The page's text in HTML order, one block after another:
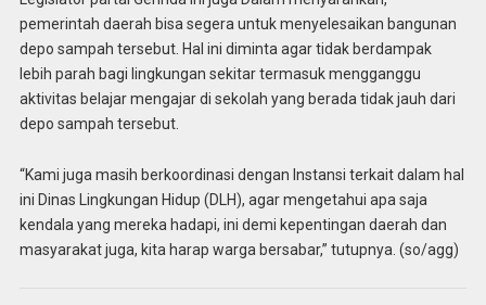
pemerintah daerah bisa segera untuk menyelesaikan bangunan
depo sampah tersebut. Hal ini diminta agar tidak berdampak
lebih parah bagi lingkungan sekitar termasuk mengganggu
aktivitas belajar mengajar di sekolah yang berada tidak jauh dari
depo sampah tersebut.
“Kami juga masih berkoordinasi dengan Instansi terkait dalam hal
ini Dinas Lingkungan Hidup (DLH), agar mengetahui apa saja
kendala yang mereka hadapi, ini demi kepentingan daerah dan
masyarakat juga, kita harap warga bersabar,” tutupnya. (so/agg)